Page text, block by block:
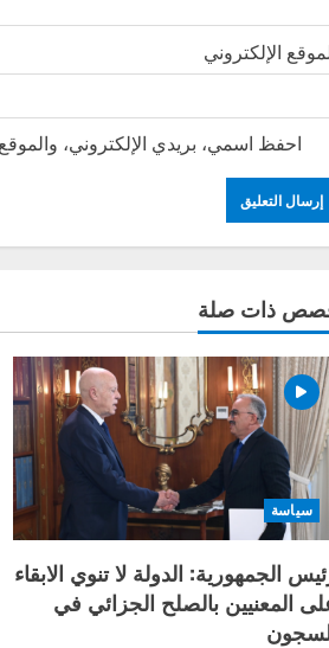
الإلكتروني
احفظ اسمي، بريدي الإلكتروني،
ذات صلة
سياسة
الجمهورية: الدولة لا تنوي الابقاء
المعنيين بالصلح الجزائي في